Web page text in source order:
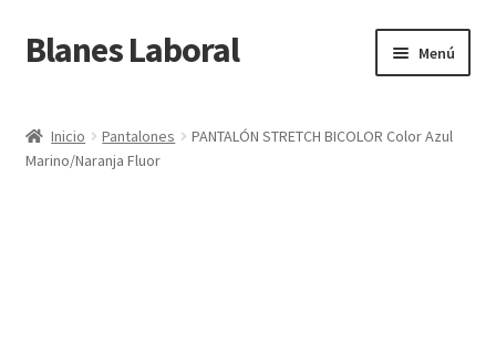
Ir
a
navegación
Ir
al
Blanes Laboral Menú
Carrito
Inicio Pantalones
PANTALÓN STRETCH BICOLOR Color Azul
Marino/Naranja Fluor